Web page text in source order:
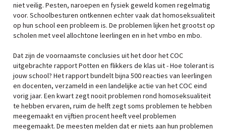
niet veilig. Pesten, naroepen en fysiek geweld komen regelmatig
voor. Schoolbesturen ontkennen echter vaak dat homoseksualiteit
op hun school een probleem is. De problemen lijken het grootst op
scholen met veel allochtone leerlingen en in het vmbo en mbo.
Dat zijn de voornaamste conclusies uit het door het COC
uitgebrachte rapport Potten en flikkers de klas uit - Hoe tolerant is
jouw school? Het rapport bundelt bijna 500 reacties van leerlingen
en docenten, verzameld in een landelijke actie van het COC eind
vorig jaar. Een kwart zegt nooit problemen rond homoseksualiteit
te hebben ervaren, ruim de helft zegt soms problemen te hebben
meegemaakt en vijftien procent heeft veel problemen
meegemaakt. De meesten melden dat er niets aan hun problemen